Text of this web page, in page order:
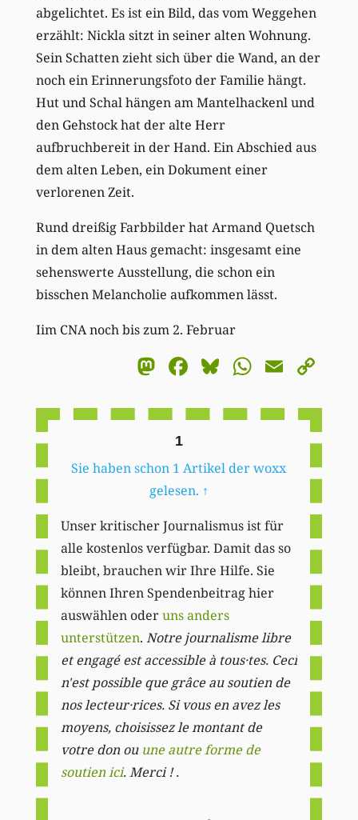
abgelichtet. Es ist ein Bild, das vom Weggehen
erzählt: Nickla sitzt in seiner alten Wohnung.
Sein Schatten zieht sich über die Wand, an der
noch ein Erinnerungsfoto der Familie hängt.
Hut und Schal hängen am Mantelhackenl und
den Gehstock hat der alte Herr
aufbruchbereit in der Hand. Ein Abschied aus
dem alten Leben, ein Dokument einer
verlorenen Zeit.
Rund dreißig Farbbilder hat Armand Quetsch
in dem alten Haus gemacht: insgesamt eine
sehenswerte Ausstellung, die schon ein
bisschen Melancholie aufkommen lässt.
Iim CNA noch bis zum 2. Februar
Mastodon
Facebook
BlueskyEmail
1
Sie haben schon 1 Artikel der woxx
gelesen. ↑
Unser kritischer Journalismus ist für
alle kostenlos verfügbar. Damit das so
bleibt, brauchen wir Ihre Hilfe. Sie
können Ihren Spendenbeitrag hier
auswählen oderuns anders
unterstützen. Notre journalisme libre
et engagé est accessible à tous·tes. Ceci
n'est possible que grâce au soutien de
nos lecteur·rices. Si vous en avez les
moyens, choisissez le montant de
votre don ou une autre forme de
soutien ici. Merci ! .